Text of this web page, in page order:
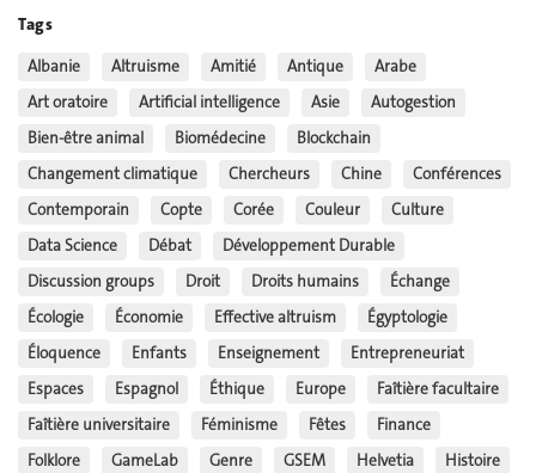
Tags
Albanie Altruisme Amitié Antique
Arabe
Art oratoire
Artificial intelligence Asie
Autogestion
Bien-être animal
Biomédecine
Blockchain
Changement climatique
Chercheurs Chine
Conférences
Contemporain
Copte Corée Couleur
Culture
Data Science
Débat
Développement Durable
Discussion groups
Droit Droits humains
Échange
Écologie
Économie Effective altruism
Égyptologie
Éloquence
Enfants Enseignement
Entrepreneuriat
Espaces
Espagnol Éthique Europe
Faîtière facultaire
Faîtière universitaire
Féminisme Fêtes
Finance
Folklore
GameLab Genre GSEM Helvetia
Histoire